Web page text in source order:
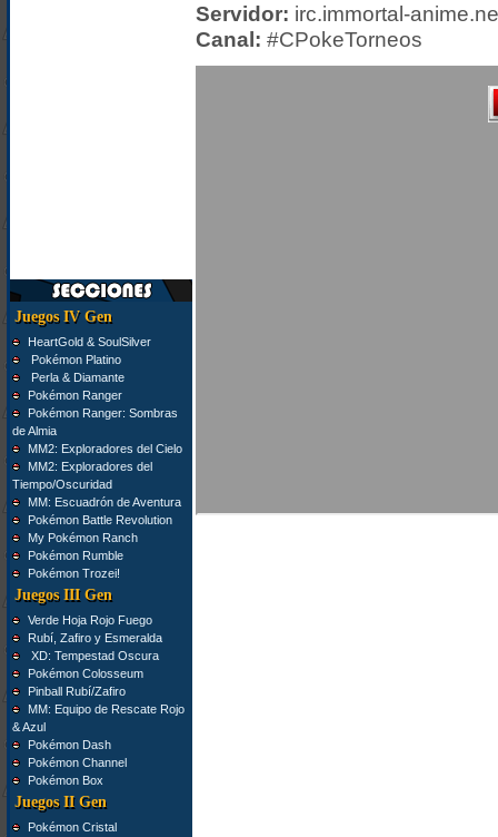
Juegos IV Gen
HeartGold & SoulSilver
Pokémon Platino
Perla & Diamante
Pokémon Ranger
Pokémon Ranger: Sombras
de Almia
MM2: Exploradores del Cielo
MM2: Exploradores del
Tiempo/Oscuridad
MM: Escuadrón de Aventura
Pokémon Battle Revolution
My Pokémon Ranch
Pokémon Rumble
Pokémon Trozei!
Juegos III Gen
Verde Hoja Rojo Fuego
Rubí, Zafiro y Esmeralda
XD: Tempestad Oscura
Pokémon Colosseum
Pinball Rubí/Zafiro
MM: Equipo de Rescate Rojo
& Azul
Pokémon Dash
Pokémon Channel
Pokémon Box
Juegos II Gen
Pokémon Cristal
Servidor: irc.immortal-
Canal: #CPokeTorneos